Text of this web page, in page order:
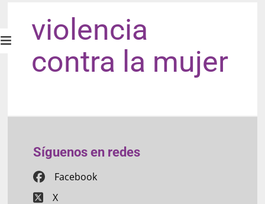
violencia
contra la mujer
Síguenos en redes
Facebook
X